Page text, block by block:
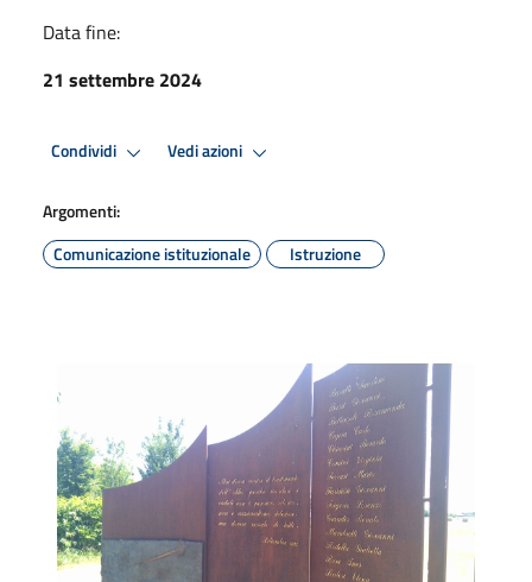
Data fine:
21 settembre 2024
Condividi Vedi azioni
Argomenti:
Comunicazione istituzionale
Istruzione